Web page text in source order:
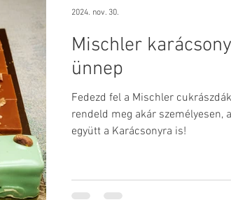
Mischler
ünnep
Fedezd fel a Mischler
rendeld meg akár személyesen,
együtt a Karácsonyra is!
2024. nov. 30.